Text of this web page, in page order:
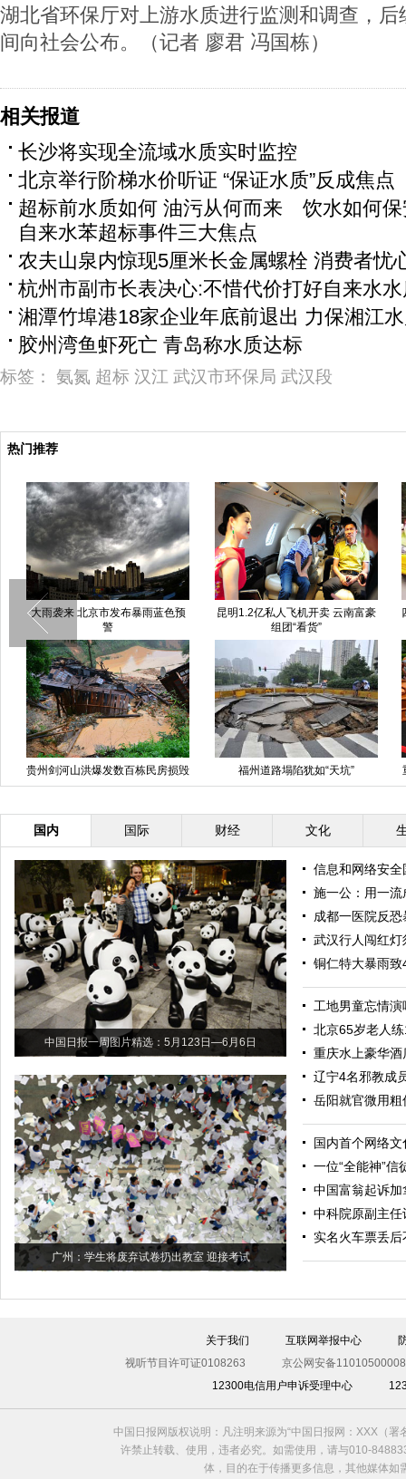
湖北省环保厅对上游水质进行监测和调查，
间向社会公布。（记者 廖君 冯国栋）
相关报道
长沙将实现全流域水质实时监控
北京举行阶梯水价听证 “保证水质”反成焦点
超标前水质如何 油污从何而来 饮水如何
自来水苯超标事件三大焦点
农夫山泉内惊现5厘米长金属螺栓 消费者忧
杭州市副市长表决心:不惜代价打好自来水
湘潭竹埠港18家企业年底前退出 力保湘江
胶州湾鱼虾死亡 青岛称水质达标
标签： 氨氮 超标 汉江 武汉市环保局 武汉段
热门推荐
昆明1.2亿私人飞机开卖 云南富豪
组团“看货”
四川：出租车违规变道撞上价值近
千万劳斯莱斯(图)
福州道路塌陷犹如“天坑”
重庆车展惊现“啦叭车” 周身装音响
造形古怪
国内 国际 财经 文化
中国日报一周图片精选：5月123日—6月6日
广州：学生将废弃试卷扔出教室 迎接考试
信息和网络安
施一公：用一流
成都一医院反
武汉行人闯红
铜仁特大暴雨
工地男童忘情
北京65岁老人
重庆水上豪华
辽宁4名邪教成
岳阳就官微用
国内首个网络
一位“全能神”信
中国富翁起诉
中科院原副主
实名火车票丢
关于我们 互联网举报中心
视听节目许可证0108263
京公网安备
12300电信用户申诉受理中心
中国日报网版权说明：凡注明来源为“中国日报网：XXX（
许禁止转载、使用，违者必究。如需使用，请与010-
体，目的在于传播更多信息，其他媒体